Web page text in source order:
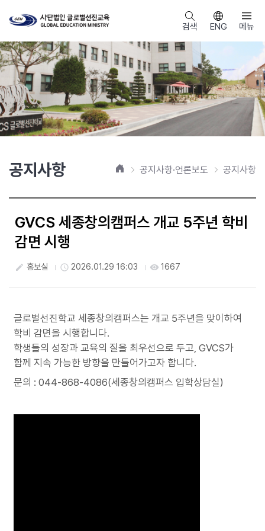
검색 ENG 메뉴
공지사항 홈 공지사항·언론보도 공지사항
GVCS 세종창의캠퍼스 개교 5주년 학비
감면 시행
create 홍보실 access_time 2026.01.29 16:03 visibility 1667
글로벌선진학교 세종창의캠퍼스는 개교 5주년을 맞이하여
학비 감면을 시행합니다.
학생들의 성장과 교육의 질을 최우선으로 두고, GVCS가
함께 지속 가능한 방향을 만들어가고자 합니다.
문의 : 044-868-4086(세종창의캠퍼스 입학상담실)